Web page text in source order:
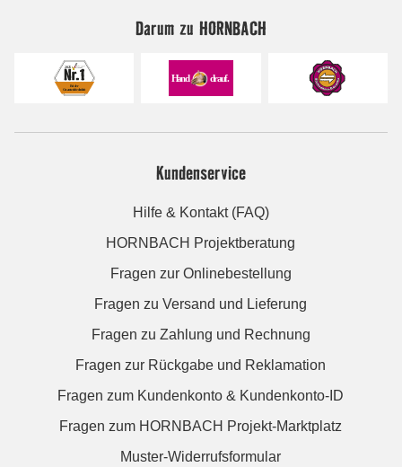
Darum zu HORNBACH
Kundenservice
Hilfe & Kontakt (FAQ)
HORNBACH Projektberatung
Fragen zur Onlinebestellung
Fragen zu Versand und Lieferung
Fragen zu Zahlung und Rechnung
Fragen zur Rückgabe und Reklamation
Fragen zum Kundenkonto & Kundenkonto-ID
Fragen zum HORNBACH Projekt-Marktplatz
Muster-Widerrufsformular